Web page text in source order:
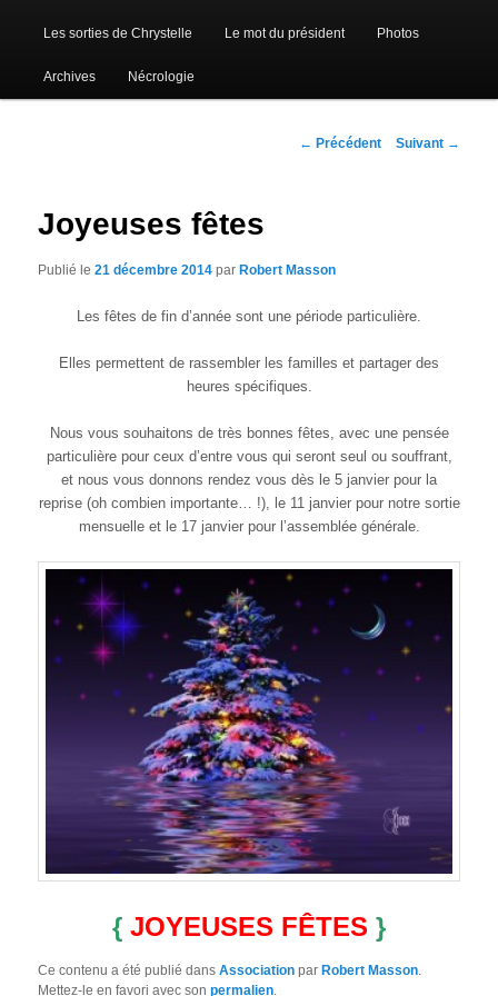
Les sorties de Chrystelle Le mot du président Photos
Archives Nécrologie
Navigation
← Précédent Suivant →
Joyeuses fêtes
Publié le21 décembre 2014 par Robert Masson
Les fêtes de fin d’année sont une période particulière.
Elles permettent de rassembler les familles et partager des
heures spécifiques.
Nous vous souhaitons de très bonnes fêtes, avec une pensée
particulière pour ceux d’entre vous qui seront seul ou souffrant,
et nous vous donnons rendez vous dès le 5 janvier pour la
reprise (oh combien importante… !), le 11 janvier pour notre sortie
mensuelle et le 17 janvier pour l’assemblée générale.
{ JOYEUSES FÊTES }
Ce contenu a été publié dansAssociation par Robert Masson.
Mettez-le en favori avec sonpermalien.